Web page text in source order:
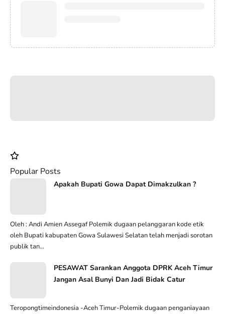
Popular Posts
Apakah Bupati Gowa Dapat Dimakzulkan ?
Oleh : Andi Amien Assegaf Polemik dugaan pelanggaran kode etik
oleh Bupati kabupaten Gowa Sulawesi Selatan telah menjadi sorotan
publik tan...
PESAWAT Sarankan Anggota DPRK Aceh Timur
Jangan Asal Bunyi Dan Jadi Bidak Catur
Teropongtimeindonesia -Aceh Timur-Polemik dugaan penganiayaan